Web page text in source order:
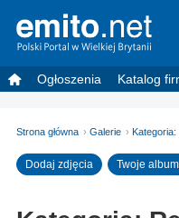
Ogłoszenia Katalog
Strona główna Galerie Kategoria:
Dodaj zdjęcia Twoje